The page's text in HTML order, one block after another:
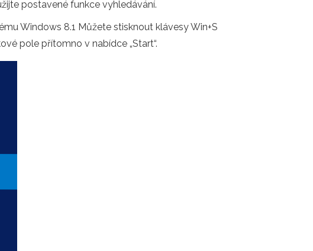
postavené funkce vyhledávání.
Windows 8.1 Můžete stisknout klávesy Win+S
pole přítomno v nabídce „Start“.